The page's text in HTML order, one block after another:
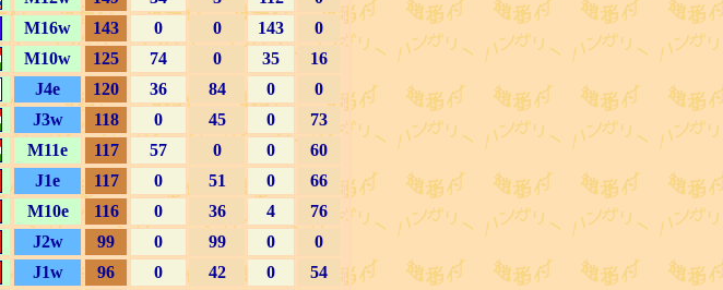
M16w 143 0 0 143
0
M10w 125 74 0 35
16
J4e 120 36 84 0
0
J3w 118 0 45 0
73
M11e 117 57 0 0
60
J1e 117 0 51 0
66
M10e 116 0 36 4
76
J2w 99 0 99 0
0
J1w 96 0 42 0
54